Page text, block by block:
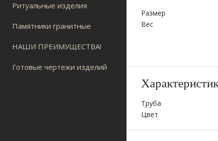
Ритуальные изделия
Памятники гранитные
НАШИ ПРЕИМУЩЕСТВА!
Готовые чертежи изделий
Размер
Вес
Труба
Цвет